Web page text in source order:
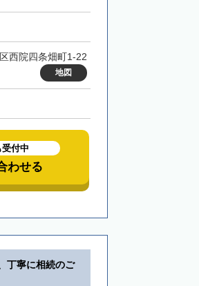
西院四条畑町1-22
地図
付中
わせる
丁寧に相続のご